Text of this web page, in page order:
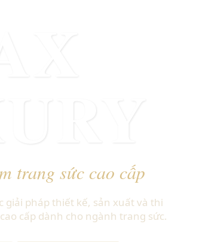
trang sức cao cấp
giải pháp thiết kế, sản xuất và thi
cấp dành cho ngành trang sức.